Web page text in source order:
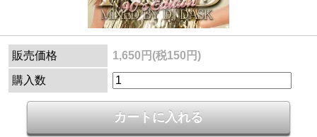
販売価格 1,650円(税150円)
購入数